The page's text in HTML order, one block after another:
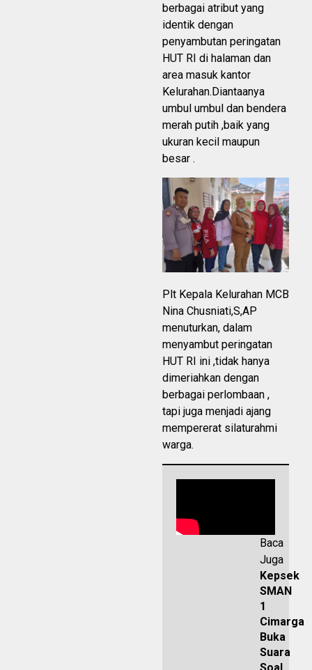
berbagai atribut yang
identik dengan
penyambutan peringatan
HUT RI di halaman dan
area masuk kantor
Kelurahan.Diantaanya
umbul umbul dan bendera
merah putih ,baik yang
ukuran kecil maupun
besar .
Plt Kepala Kelurahan MCB
Nina Chusniati,S,AP
menuturkan, dalam
menyambut peringatan
HUT RI ini ,tidak hanya
dimeriahkan dengan
berbagai perlombaan ,
tapi juga menjadi ajang
mempererat silaturahmi
warga.
Baca
Juga
Kepsek
SMAN
1
Cimarga
Buka
Suara